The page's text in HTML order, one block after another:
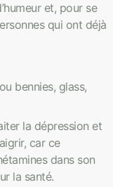
et, pour se
qui ont déjà
bennies, glass,
la dépression et
car ce
dans son
la santé.